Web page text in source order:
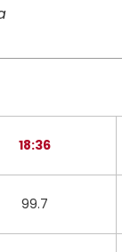
18:36
99.7